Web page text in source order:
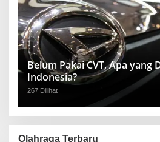
Belum Pakai CVT, Apa yang
Indonesia?
267 Dilihat
Olahraga Terbaru